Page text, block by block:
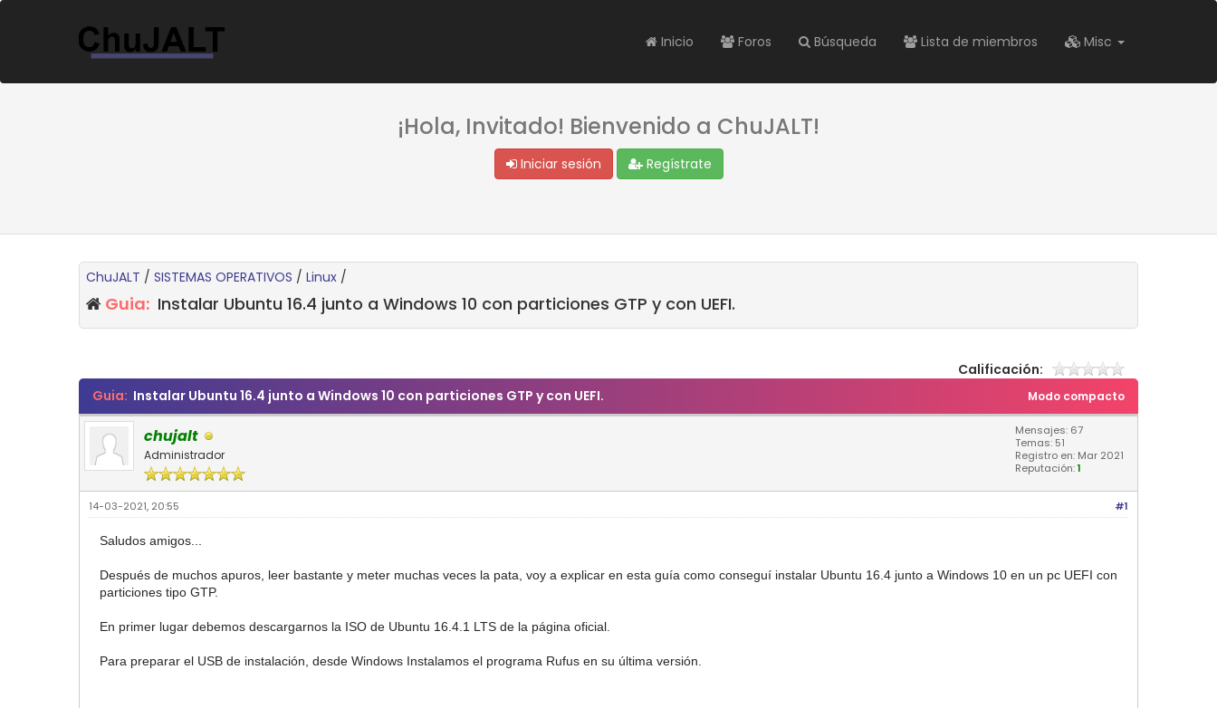
Inicio Foros Búsqueda Lista de miembros Misc
¡Hola, Invitado! Bienvenido a ChuJALT!
Iniciar sesión Regístrate
ChuJALT / SISTEMAS OPERATIVOS / Linux /
Guia: Instalar Ubuntu 16.4 junto a Windows 10 con particiones GTP y con UEFI.
Calificación:
Modo compacto
Guia: Instalar Ubuntu 16.4 junto a Windows 10 con particiones GTP y con UEFI.
chujalt
Administrador
Mensajes: 67
Temas: 51
Registro en: Mar 2021
Reputación:1
#1
14-03-2021, 20:55
Saludos amigos...
Después de muchos apuros, leer bastante y meter muchas veces la pata, voy a explicar en esta guía como conseguí instalar Ubuntu 16.4 junto a Windows 10 en un pc UEFI con
particiones tipo GTP.
En primer lugar debemos descargarnos la ISO de Ubuntu 16.4.1 LTS de la página oficial.
Para preparar el USB de instalación, desde Windows Instalamos el programa Rufus en su última versión.